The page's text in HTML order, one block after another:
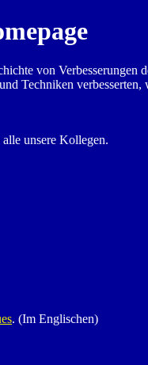
von Verbesserungen
Techniken
unsere Kollegen.
. (Im Englischen)